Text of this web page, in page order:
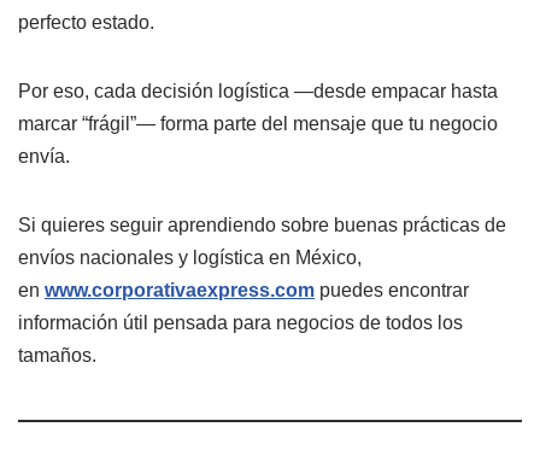
perfecto estado.
Por eso, cada decisión logística —desde empacar hasta
marcar “frágil”— forma parte del mensaje que tu negocio
envía.
Si quieres seguir aprendiendo sobre buenas prácticas de
envíos nacionales y logística en México,
en www.corporativaexpress.com puedes encontrar
información útil pensada para negocios de todos los
tamaños.